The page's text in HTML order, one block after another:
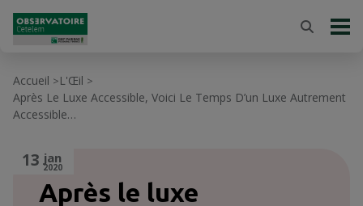
Accueil >L'Œil >
Après Le Luxe Accessible, Voici Le Temps D’un Luxe Autrement
Accessible…
Après le luxe
13 jan
2020